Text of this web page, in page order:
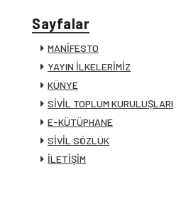
Sayfalar
MANİFESTO
YAYIN İLKELERİMİZ
KÜNYE
SİVİL TOPLUM KURULUŞLARI
E-KÜTÜPHANE
SİVİL SÖZLÜK
İLETİŞİM